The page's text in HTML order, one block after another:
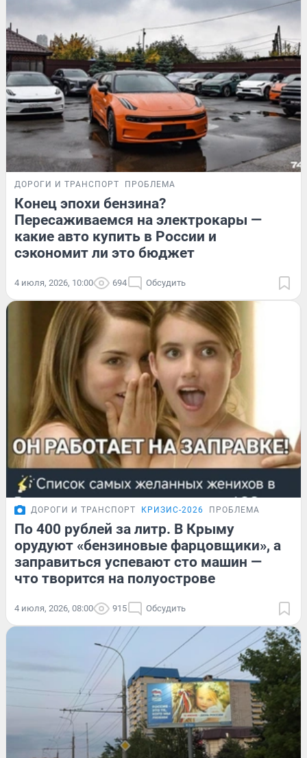
ДОРОГИ И ТРАНСПОРТ ПРОБЛЕМА
Конец эпохи бензина?
Пересаживаемся на электрокары —
какие авто купить в России и
сэкономит ли это бюджет
4 июля, 2026, 10:00 694 Обсудить
ДОРОГИ И ТРАНСПОРТ КРИЗИС-2026 ПРОБЛЕМА
По 400 рублей за литр. В Крыму
орудуют «бензиновые фарцовщики», а
заправиться успевают сто машин —
что творится на полуострове
4 июля, 2026, 08:00 915 Обсудить